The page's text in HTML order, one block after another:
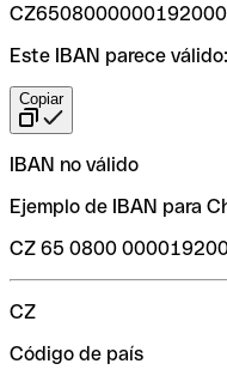
Este IBAN parece válido:
Copiar
IBAN no válido
Ejemplo de IBAN para
CZ 65 0800
CZ
Código de país